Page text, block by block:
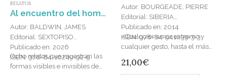
RELATOS
Al encuentro del hombre
Autor: BALDWIN, JAMES
Editorial: SEXTOPISO
Publicado en: 2026
ISBN: 978-84-10249-92-9
Ocho relatos que muestran las
formas visibles e invisibles del
Autor: BOURGEADE, PIERRE
Editorial: SIBERIA
Publicado en: 2014
ISBN: 978-84-941039-3-3
«Cualquier amor extremo y
cualquier gesto, hasta el más
de vicio y se repite como
21,00€